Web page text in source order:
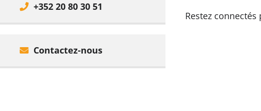
+352 20 80 30 51
Contactez-nous
Restez